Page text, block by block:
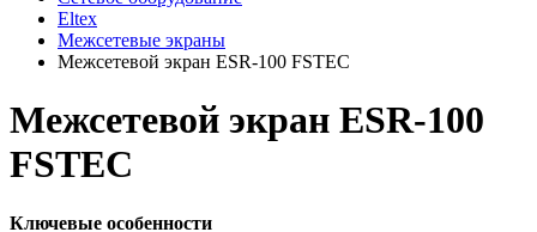
Eltex
Межсетевые экраны
Межсетевой экран ESR-100 FSTEC
Межсетевой экран ESR-100
FSTEC
Ключевые особенности